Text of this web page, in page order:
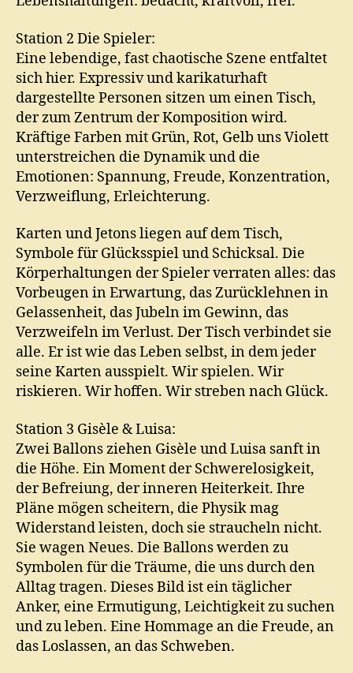
Station 2 Die Spieler:
Eine lebendige, fast chaotische Szene entfaltet
sich hier. Expressiv und karikaturhaft
dargestellte Personen sitzen um einen Tisch,
der zum Zentrum der Komposition wird.
Kräftige Farben mit Grün, Rot, Gelb uns Violett
unterstreichen die Dynamik und die
Emotionen: Spannung, Freude, Konzentration,
Verzweiflung, Erleichterung.
Karten und Jetons liegen auf dem Tisch,
Symbole für Glücksspiel und Schicksal. Die
Körperhaltungen der Spieler verraten alles: das
Vorbeugen in Erwartung, das Zurücklehnen in
Gelassenheit, das Jubeln im Gewinn, das
Verzweifeln im Verlust. Der Tisch verbindet sie
alle. Er ist wie das Leben selbst, in dem jeder
seine Karten ausspielt. Wir spielen. Wir
riskieren. Wir hoffen. Wir streben nach Glück.
Station 3 Gisèle & Luisa:
Zwei Ballons ziehen Gisèle und Luisa sanft in
die Höhe. Ein Moment der Schwerelosigkeit,
der Befreiung, der inneren Heiterkeit. Ihre
Pläne mögen scheitern, die Physik mag
Widerstand leisten, doch sie straucheln nicht.
Sie wagen Neues. Die Ballons werden zu
Symbolen für die Träume, die uns durch den
Alltag tragen. Dieses Bild ist ein täglicher
Anker, eine Ermutigung, Leichtigkeit zu suchen
und zu leben. Eine Hommage an die Freude, an
das Loslassen, an das Schweben.